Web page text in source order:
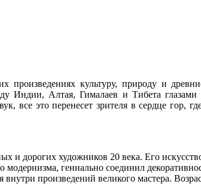
культуру, природу и
Индии, Алтая, Гималаев и Тибета глазами
это перенесет зрителя в сердце гор,
и дорогих художников 20 века. Его
гениально соединил
произведений великого мастера.